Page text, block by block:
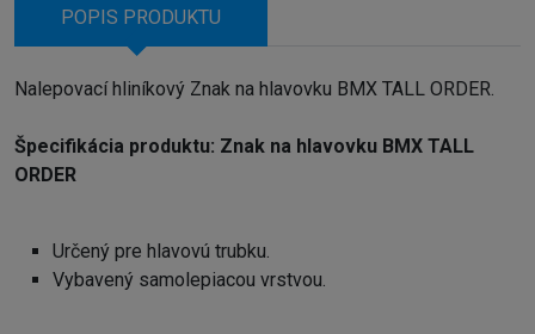
POPIS PRODUKTU
Nalepovací hliníkový Znak na hlavovku BMX TALL ORDER.
Špecifikácia produktu: Znak na hlavovku BMX TALL
ORDER
Určený pre hlavovú trubku.
Vybavený samolepiacou vrstvou.